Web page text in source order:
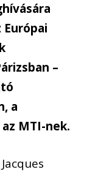
Európai
–
a
MTI-nek.